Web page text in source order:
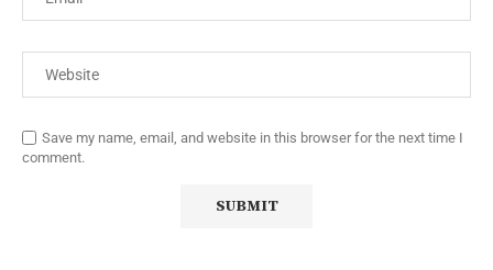
Save my name, email, and website in this browser for the next time I
comment.